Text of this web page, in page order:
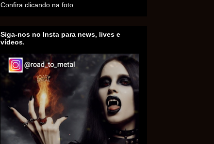
Confira clicando na foto.
Siga-nos no Insta para news, lives e
vídeos.